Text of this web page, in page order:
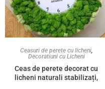
Ceasuri de perete cu licheni,
Decoratiuni cu Licheni
Ceas de perete decorat cu
licheni naturali stabilizați,